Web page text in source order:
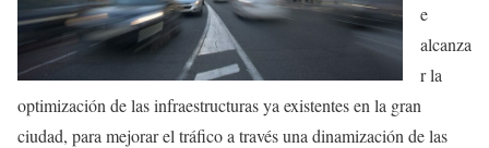
e
alcanza
r la
optimización de las infraestructuras ya existentes en la gran
ciudad, para mejorar el tráfico a través una dinamización de las